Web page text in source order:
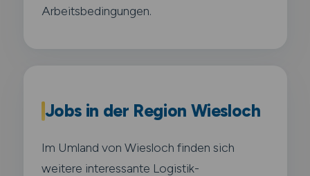
Arbeitsbedingungen.
Jobs in der Region Wiesloch
Im Umland von Wiesloch finden sich
weitere interessante Logistik-